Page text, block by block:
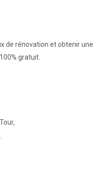
de rénovation et obtenir une
gratuit.